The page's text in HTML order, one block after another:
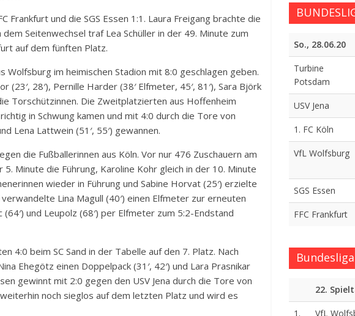
Frankfurt und die SGS Essen 1:1. Laura Freigang brachte die
Seitenwechsel traf Lea Schüller in der 49. Minute zum
auf dem fünften Platz.
Wolfsburg im heimischen Stadion mit 8:0 geschlagen geben.
28′), Pernille Harder (38′ Elfmeter, 45′, 81′), Sara Björk
Torschützinnen. Die Zweitplatzierten aus Hoffenheim
in Schwung kamen und mit 4:0 durch die Tore von
Lena Lattwein (51′, 55′) gewannen.
die Fußballerinnen aus Köln. Vor nur 476 Zuschauern am
Minute die Führung, Karoline Kohr gleich in der 10. Minute
wieder in Führung und Sabine Horvat (25′) erzielte
Lina Magull (40′) einen Elfmeter zur erneuten
und Leupolz (68′) per Elfmeter zum 5:2-Endstand
4:0 beim SC Sand in der Tabelle auf den 7. Platz. Nach
Ehegötz einen Doppelpack (31′, 42′) und Lara Prasnikar
gewinnt mit 2:0 gegen den USV Jena durch die Tore von
weiterhin noch sieglos auf dem letzten Platz und wird es
So., 28.06.20
Turbine
Potsdam
USV Jena
1. FC Köln
VfL Wolfsburg
SGS Essen
FFC Frankfurt
22.
1. VfL